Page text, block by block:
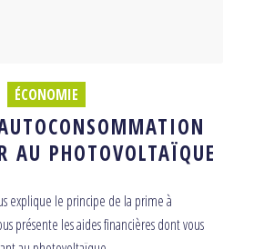
ÉCONOMIE
AU PHOTOVOLTAÏQUE
explique le principe de la prime à
présente les aides financières dont vous